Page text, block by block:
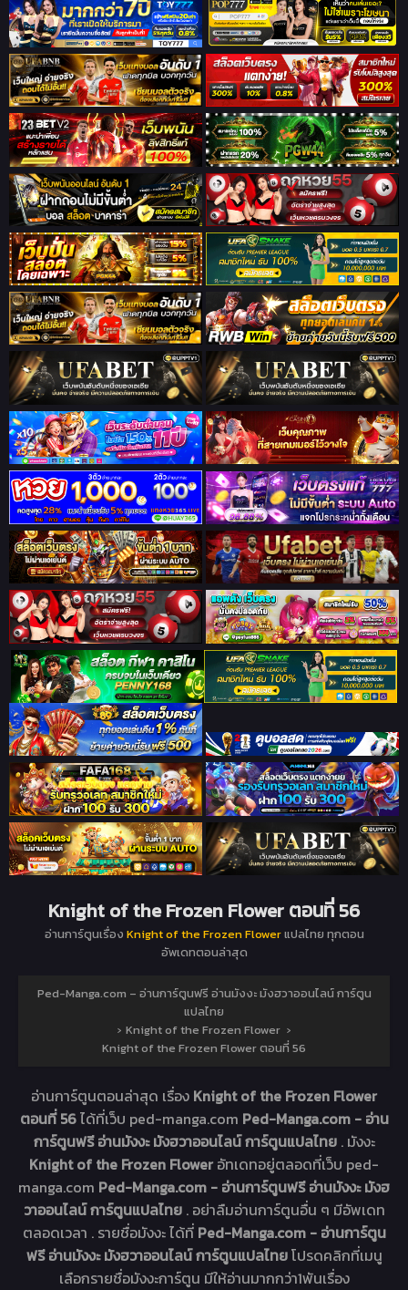
Knight of the Frozen Flower ตอนที่ 56
อ่านการ์ตูนเรื่อง Knight of the Frozen Flowerแปลไทย ทุกตอน
อัพเดทตอนล่าสุด
Ped-Manga.com – อ่านการ์ตูนฟรี อ่านมังงะ มังฮวาออนไลน์ การ์ตูน
แปลไทย
› Knight of the Frozen Flower ›
Knight of the Frozen Flower ตอนที่ 56
อ่านการ์ตูนตอนล่าสุด เรื่อง Knight of the Frozen Flower
ตอนที่ 56ได้ที่เว็บ ped-manga.com Ped-Manga.com - อ่าน
การ์ตูนฟรี อ่านมังงะ มังฮวาออนไลน์ การ์ตูนแปลไทย . มังงะ
Knight of the Frozen Flower อัทเดทอยู่ตลอดที่เว็บ ped-
manga.com Ped-Manga.com - อ่านการ์ตูนฟรี อ่านมังงะ มังฮ
วาออนไลน์ การ์ตูนแปลไทย . อย่าลืมอ่านการ์ตูนอื่น ๆ มีอัพเดท
ตลอดเวลา . รายชื่อมังงะ ได้ที่ Ped-Manga.com - อ่านการ์ตูน
ฟรี อ่านมังงะ มังฮวาออนไลน์ การ์ตูนแปลไทยโปรดคลิกที่เมนู
เลือกรายชื่อมังงะการ์ตูน มีให้อ่านมากกว่า1พันเรื่อง